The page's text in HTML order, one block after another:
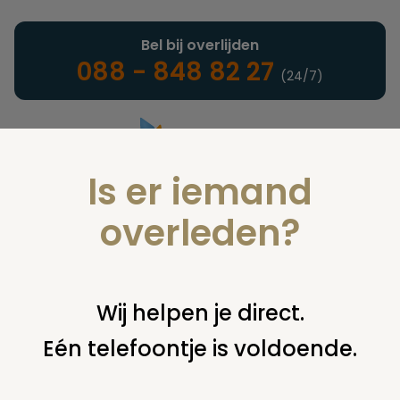
Landelijke uitvaartonderneming
Bel bij overlijden
088 - 848 82 27 (24/7)
U bent hier: home juridisch cremeren overig cremeren
Is er iemand
overleden?
Wij helpen je direct.
Eén telefoontje is voldoende.